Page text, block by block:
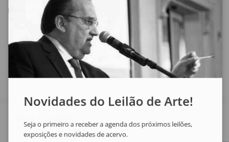
Exemplar P/A.
Compartilhar
Veja também
Novidades do Leilão de Arte!
Seja o primeiro a receber a agenda dos próximos leilões,
exposições e novidades de acervo.